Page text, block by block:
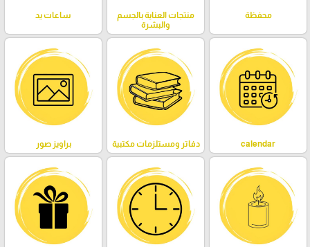
محفظة
منتجات العناية بالجسم
والبشرة
ساعات يد
calendar دفاتر ومستلزمات مكتبية براويز صور